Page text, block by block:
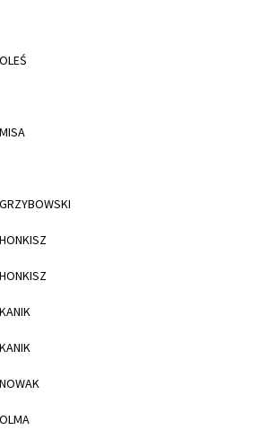
OLEŚ
MISA
GRZYBOWSKI
HONKISZ
HONKISZ
KANIK
KANIK
NOWAK
OLMA